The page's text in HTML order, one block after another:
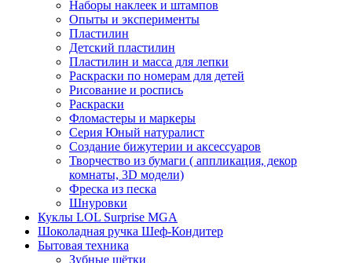
Наборы наклеек и штампов
Опыты и эксперименты
Пластилин
Детский пластилин
Пластилин и масса для лепки
Раскраски по номерам для детей
Рисование и роспись
Раскраски
Фломастеры и маркеры
Серия Юный натуралист
Создание бижутерии и аксессуаров
Творчество из бумаги ( аппликация, декор
комнаты, 3D модели)
Фреска из песка
Шнуровки
Куклы LOL Surprise MGA
Шоколадная ручка Шеф-Кондитер
Бытовая техника
Зубные щётки